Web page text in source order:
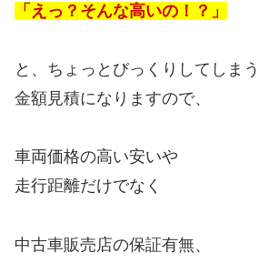
「えっ？そんな高いの！？」
と、ちょっとびっくりしてしまう
金額見積になりますので、
車両価格の高い安いや
走行距離だけでなく
中古車販売店の保証有無、